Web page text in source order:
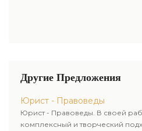
Другие Предложения
Юрист - Правоведы
Юрист - Правоведы. В своей
комплексный и творческий